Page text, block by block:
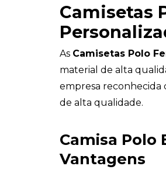
Camisetas
As Camisetas Polo
material de alta
empresa reconhecida
de alta qualidade.
Camisa Polo
Vantagens